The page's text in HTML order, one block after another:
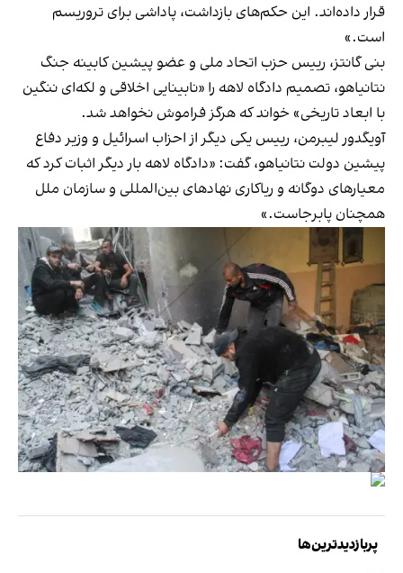
قرار داده‌اند. این حکم‌های بازداشت، پاداشی برای تروریسم
است.»
بنی گانتز، رییس حزب اتحاد ملی و عضو پیشین کابینه جنگ
نتانیاهو، تصمیم دادگاه لاهه را «نابینایی اخلاقی و لکه‌ای ننگین
با ابعاد تاریخی» خواند که هرگز فراموش نخواهد شد.
آویگدور لیبرمن، رییس یکی دیگر از احزاب اسرائیل و وزیر دفاع
پیشین دولت نتانیاهو، گفت: «دادگاه لاهه بار دیگر اثبات کرد که
معیارهای دوگانه و ریاکاری نهادهای بین‌المللی و سازمان ملل
همچنان پابرجاست.»
پربازدیدترین‌ها